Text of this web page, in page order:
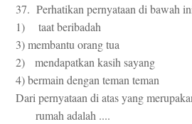
37. Perhatikan pernyataan di bawah
1) taat
3) membantu orang tua
2) mendapatkan kasih
4) bermain dengan teman teman
Dari pernyataan di atas yang
rumah adalah ....